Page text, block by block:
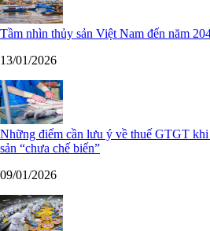
Tầm nhìn thủy sản Việt Nam đến năm
13/01/2026
Những điểm cần lưu ý về thuế GTGT
sản “chưa chế biến”
09/01/2026